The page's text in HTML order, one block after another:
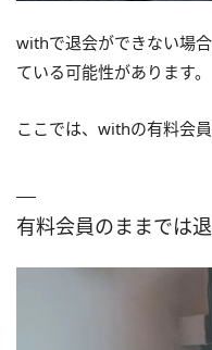
withで退会ができない場
ている可能性があります。
ここでは、withの有料会
有料会員のままでは